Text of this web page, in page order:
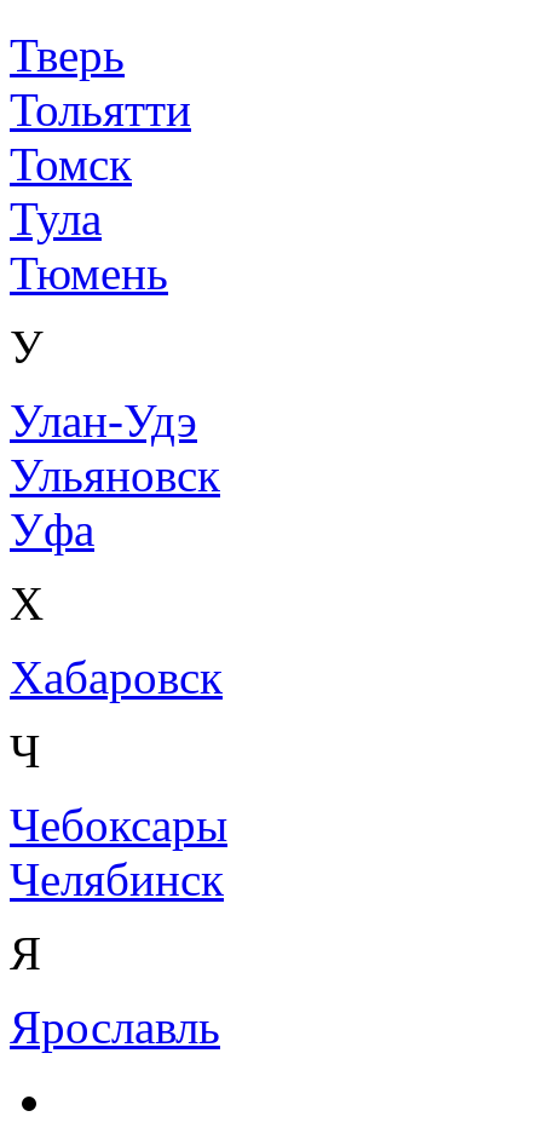
Тверь
Тольятти
Томск
Тула
Тюмень
У
Улан-Удэ
Ульяновск
Уфа
Х
Хабаровск
Ч
Чебоксары
Челябинск
Я
Ярославль